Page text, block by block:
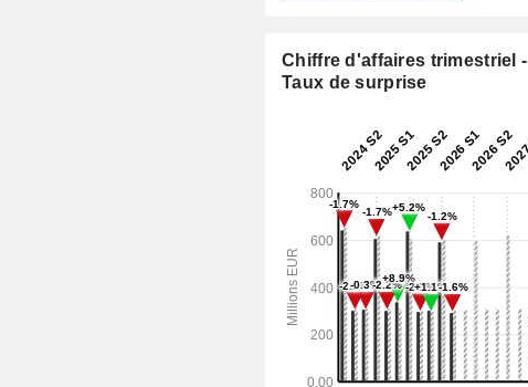
Chiffre d'affaires trimestriel -
Taux de surprise